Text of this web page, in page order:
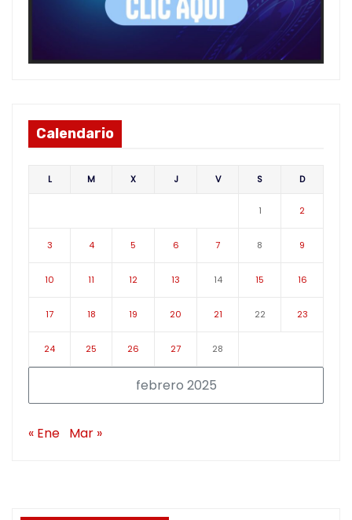
Calendario
febrero 2025
L M X J V S D
1 2
3 4 5 6 7 8 9
10 11 12 13 14 15 16
17 18 19 20 21 22 23
24 25 26 27 28
« Ene Mar »